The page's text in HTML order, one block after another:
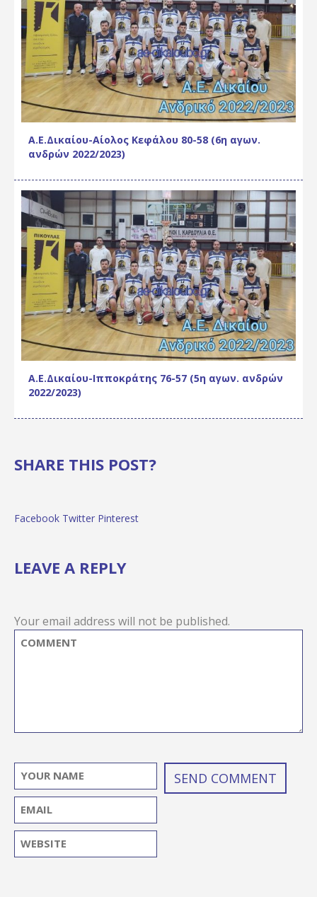
Α.Ε.Δικαίου-Αίολος Κεφάλου 80-58 (6η αγων.
ανδρών 2022/2023)
Α.Ε.Δικαίου-Ιπποκράτης 76-57 (5η αγων. ανδρών
2022/2023)
SHARE THIS POST?
Facebook Twitter Pinterest
LEAVE A REPLY
Your email address will not be published.